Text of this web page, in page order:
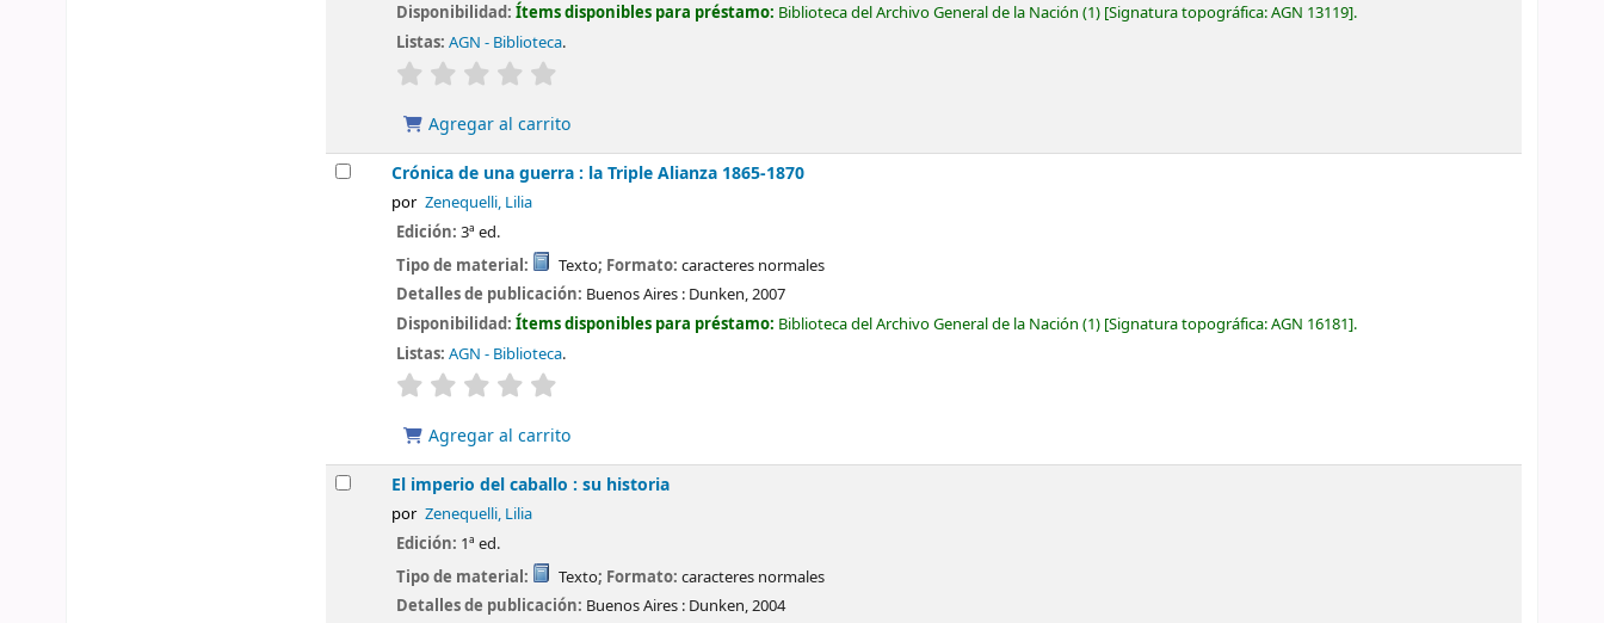
Disponibilidad:Ítems disponibles para préstamo: Biblioteca del Archivo General de la Nación (1) Signatura topográfica:AGN 13119 .
Listas: AGN - Biblioteca.
valoración
Agregar al carrito
Crónica de una guerra : la Triple Alianza 1865-1870
por Zenequelli, Lilia
Edición:3ª ed.
Tipo de material:
Texto; Formato: caracteres normales
Detalles de publicación: Buenos Aires : Dunken,2007
Disponibilidad:Ítems disponibles para préstamo: Biblioteca del Archivo General de la Nación (1) Signatura topográfica:AGN 16181 .
Listas: AGN - Biblioteca.
valoración
Agregar al carrito
El imperio del caballo : su historia
por Zenequelli, Lilia
Edición: 1ª ed.
Tipo de material:
Texto; Formato: caracteres normales
Detalles de publicación: Buenos Aires : Dunken,2004